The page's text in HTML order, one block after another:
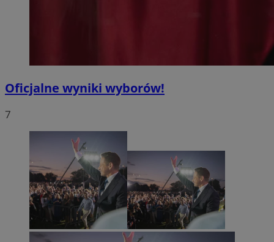
Oficjalne wyniki wyborów!
7